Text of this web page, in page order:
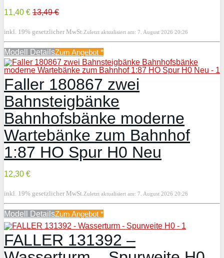
11,40 € 13,49 €
inkl. 19% gesetzlicher MwSt. Zuletzt aktualisiert am: 7. August 2026 20:26
Modell DetailsZum Angebot *
Faller 180867 zwei
Bahnsteigbänke
Bahnhofsbänke moderne
Wartebänke zum Bahnhof
1:87 HO Spur H0 Neu
12,30 €
inkl. 19% gesetzlicher MwSt. Zuletzt aktualisiert am: 7. August 2026 20:26
Modell DetailsZum Angebot *
FALLER 131392 –